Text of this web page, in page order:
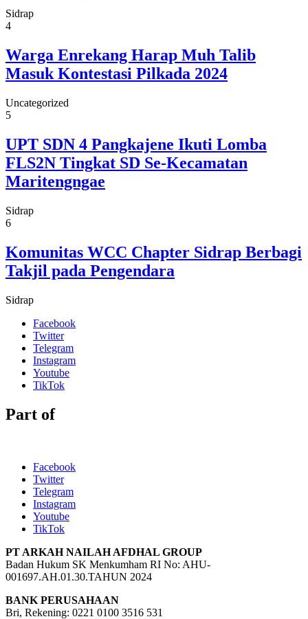
Sidrap
4
Warga Enrekang Harap Muh Talib
Masuk Kontestasi Pilkada 2024
Uncategorized
5
UPT SDN 4 Pangkajene Ikuti Lomba
FLS2N Tingkat SD Se-Kecamatan
Maritengngae
Sidrap
6
Komunitas WCC Chapter Sidrap Berbagi
Takjil pada Pengendara
Sidrap
Facebook
Twitter
Telegram
Instagram
Youtube
TikTok
Part of
Facebook
Twitter
Telegram
Instagram
Youtube
TikTok
PT ARKAH NAILAH AFDHAL GROUP
Badan Hukum SK Menkumham RI No: AHU-
001697.AH.01.30.TAHUN 2024
BANK PERUSAHAAN
Bri, Rekening: 0221 0100 3516 531